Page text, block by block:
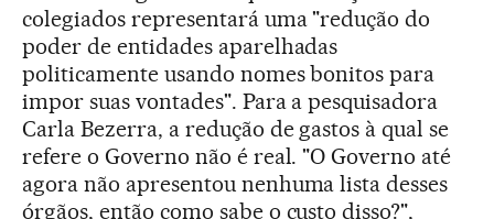
colegiados representará uma "redução do
poder de entidades aparelhadas
politicamente usando nomes bonitos para
impor suas vontades". Para a pesquisadora
Carla Bezerra, a redução de gastos à qual se
refere o Governo não é real. "O Governo até
agora não apresentou nenhuma lista desses
órgãos, então como sabe o custo disso?",